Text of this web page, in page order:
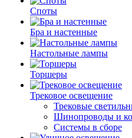
Споты
Бра и настенные
Настольные лампы
Торшеры
Трековое освещение
Трековые
Шинопроводы и
Системы в сборе